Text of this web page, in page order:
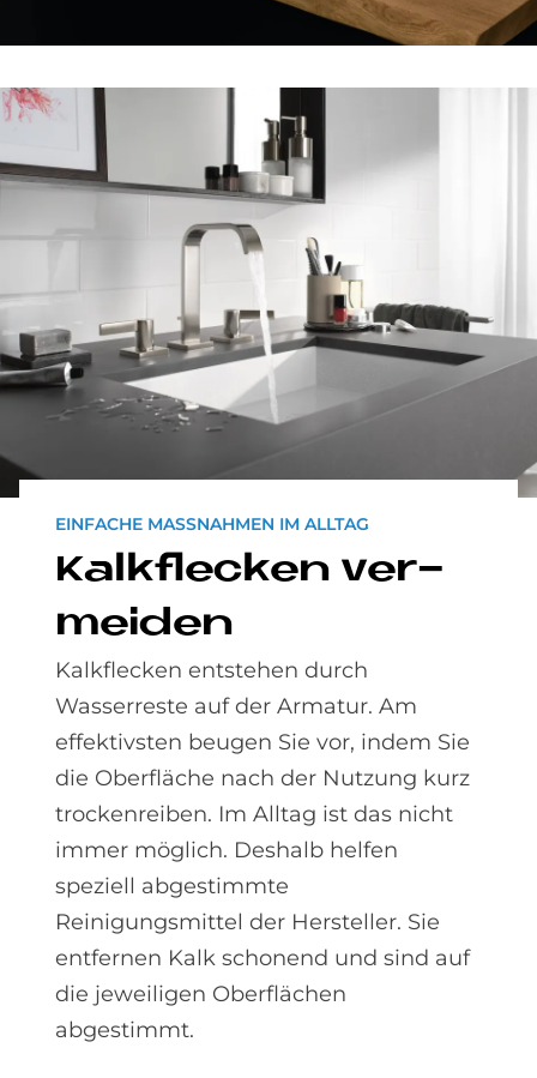
EINFACHE MASSNAHMEN IM ALLTAG
Kalk­flecken ver­
mei­den
Kalkflecken entstehen durch
Wasserreste auf der Armatur. Am
effektivsten beugen Sie vor, indem Sie
die Oberfläche nach der Nutzung kurz
trockenreiben. Im Alltag ist das nicht
immer möglich. Deshalb helfen
speziell abgestimmte
Reinigungsmittel der Hersteller. Sie
entfernen Kalk schonend und sind auf
die jeweiligen Oberflächen
abgestimmt.